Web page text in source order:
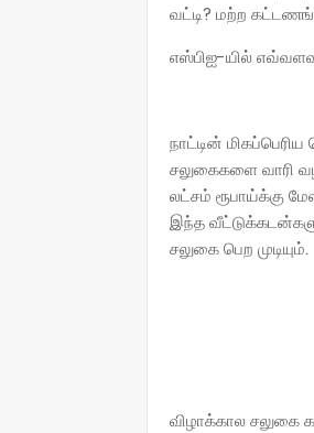
வட்டி? மற்ற
எஸ்பிஐ-யில்
நாட்டின்
சலுகைகளை வாரி
லட்சம் ரூபாய்க்கு
இந்த
சலுகை பெற முடியும்.
விழாக்கால சலுகை